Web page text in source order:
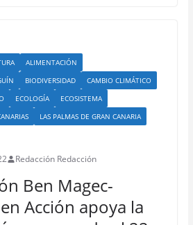
ALIMENTACIÓN
BIODIVERSIDAD
CAMBIO CLIMÁTICO
ECOLOGÍA
ECOSISTEMA
LAS PALMAS DE GRAN CANARIA
Redacción Redacción
Ben Magec-
Acción apoya la